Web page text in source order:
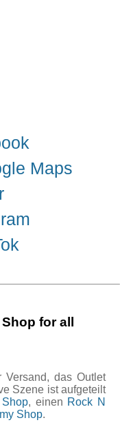
for all
Versand, das Outlet
Szene ist aufgeteilt
, einen Rock N
Shop.